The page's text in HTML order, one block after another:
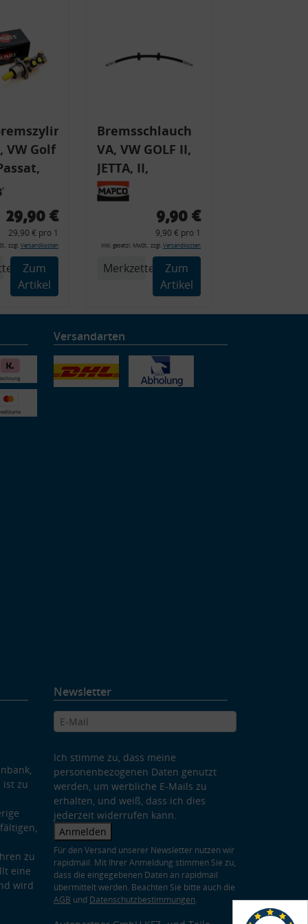
VW Golf
ohne
29,90 €
29,90 € pro 1
zzgl. Versandkosten
Zum
Artikel
Bremsschlauch
VA, VW GOLF II,
JETTA, II,
SCIROCCO,,
AUDI, VW
9,90 €
9,90 € pro 1
inkl. gesetzl. MwSt., zzgl. Versandkosten
Merkzettel
Zum
Artikel
Versandarten
ist zu
zu
eine
wird
Newsletter
Ich stimme zu, dass meine
personenbezogenen Daten genutzt
werden, um werbliche E-Mails zu
erhalten, und weiß, dass ich dies
jederzeit widerrufen kann.
Anmelden
Für den Versand unserer Newsletter nutzen wir
rapidmail. Mit Ihrer Anmeldung stimmen Sie zu,
dass die eingegebenen Daten an rapidmail
übermittelt werden. Beachten Sie bitte auch die
AGB und Datenschutzbestimmungen.